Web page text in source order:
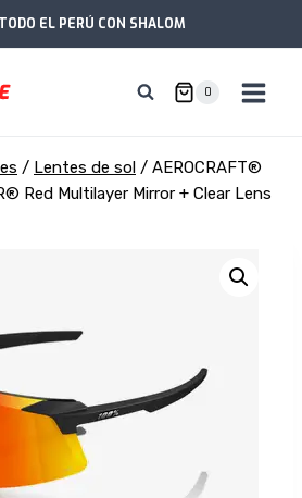
EL PERÚ CON SHALOM
0
/ Lentes de sol / AEROCRAFT®
Red Multilayer Mirror + Clear Lens